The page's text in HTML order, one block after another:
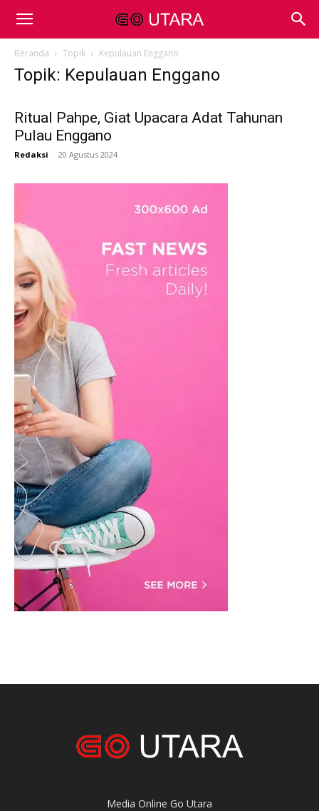
Beranda Topik Kepulauan Enggano
Topik: Kepulauan Enggano
Ritual Pahpe, Giat Upacara Adat Tahunan
Pulau Enggano
Redaksi - 20 Agustus 2024
Media Online Go Utara